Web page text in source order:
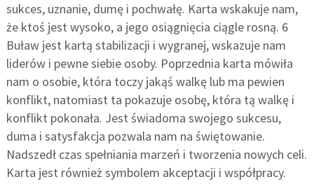
sukces, uznanie, dumę i pochwałę. Karta wskakuje nam,
że ktoś jest wysoko, a jego osiągnięcia ciągle rosną. 6
Buław jest kartą stabilizacji i wygranej, wskazuje nam
liderów i pewne siebie osoby. Poprzednia karta mówiła
nam o osobie, która toczy jakąś walkę lub ma pewien
konflikt, natomiast ta pokazuje osobę, która tą walkę i
konflikt pokonała. Jest świadoma swojego sukcesu,
duma i satysfakcja pozwala nam na świętowanie.
Nadszedł czas spełniania marzeń i tworzenia nowych celi.
Karta jest również symbolem akceptacji i współpracy.